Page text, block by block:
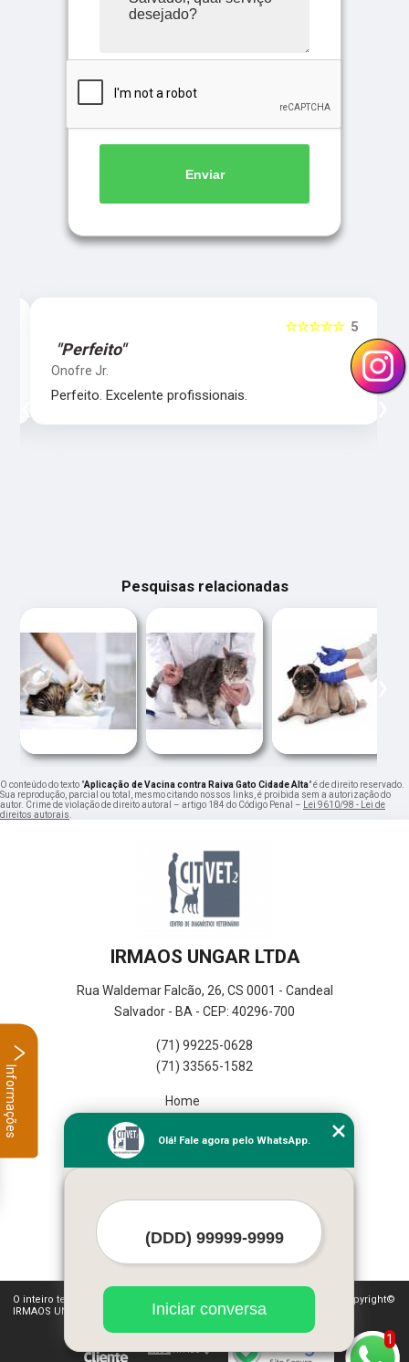
Enviar
5
☆☆☆☆☆
"Perfeito"
Onofre Jr.
Perfeito. Excelente profissionais.
‹ ›
Pesquisas relacionadas
‹ ›
O conteúdo do texto "Aplicação de Vacina contra Raiva Gato Cidade Alta" é de direito reservado.
Sua reprodução, parcial ou total, mesmo citando nossos links, é proibida sem a autorização do
autor. Crime de violação de direito autoral – artigo 184 do Código Penal – Lei 9610/98 - Lei de
direitos autorais.
IRMAOS UNGAR LTDA
Rua Waldemar Falcão, 26, CS 0001 - Candeal
Salvador - BA - CEP: 40296-700
(71) 99225-0628
(71) 33565-1582
Home
Missão
Serviços
O inteiro teor deste site está sujeito à proteção de direitos autorais. Copyright©
IRMAOS UNGAR LTDA (Lei 9610 de 19/02/1998)
1
Olá! Fale agora pelo WhatsApp.
Iniciar conversa
Informações